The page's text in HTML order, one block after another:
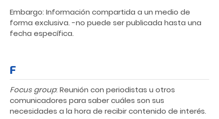
Embargo: Información compartida a un medio de
forma exclusiva. -no puede ser publicada hasta una
fecha específica.
F
Focus group: Reunión con periodistas u otros
comunicadores para saber cuáles son sus
necesidades a la hora de recibir contenido de interés.